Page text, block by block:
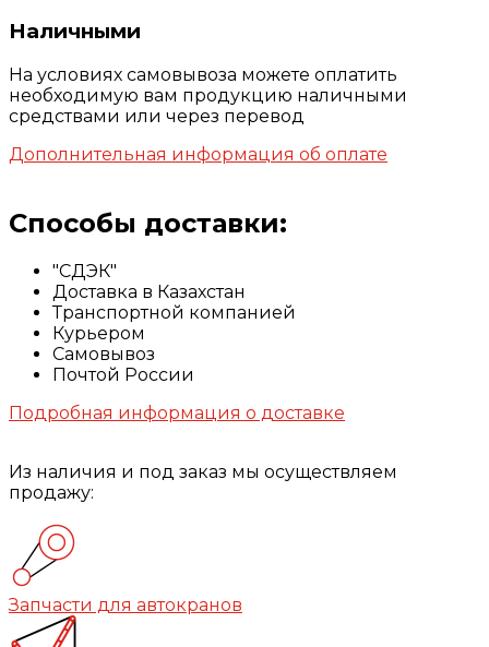
Наличными
На условиях самовывоза можете оплатить
необходимую вам продукцию наличными
средствами или через перевод
Дополнительная информация об оплате
Способы доставки:
"СДЭК"
Доставка в Казахстан
Транспортной компанией
Курьером
Самовывоз
Почтой России
Подробная информация о доставке
Из наличия и под заказ мы осуществляем
продажу:
Запчасти для автокранов